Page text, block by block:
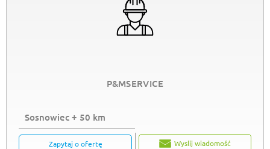
P&MSERVICE
Sosnowiec + 50 km
Zapytaj o ofertę Wyslij wiadomość